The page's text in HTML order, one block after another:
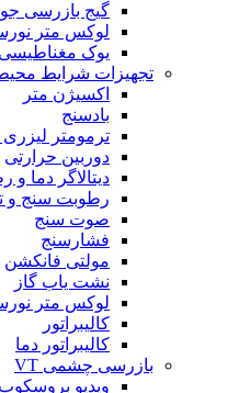
گیج بازرسی
لوکس متر
یوک مغناطیسی
تجهیزات شرایط
اکسیژن متر
بادسنج
ترمومتر
دوربین حرارتی
دیتالاگر دما و
رطوبت سنج و
صوت سنج
فشارسنج
مولتی فانکشن
نشت یاب گاز
لوکس متر
کالیبراتور
کالیبراتور دما
بازرسی چشمی VT
ویدیو بروسکوپ